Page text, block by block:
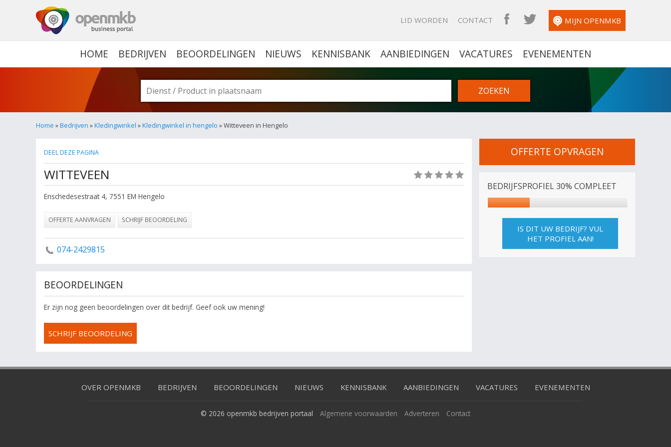
LID WORDEN CONTACT OPENMKB FACEBOOK
OPENMKB TWITTER
MIJN OPENMKB
HOME BEDRIJVEN BEOORDELINGEN NIEUWS KENNISBANK AANBIEDINGEN VACATURES EVENEMENTEN
Home »Bedrijven »Kledingwinkel »Kledingwinkel in hengelo » Witteveen in Hengelo
DEEL DEZE PAGINA
WITTEVEEN
Enschedesestraat 4, 7551 EM Hengelo
OFFERTE AANVRAGEN SCHRIJF BEOORDELING
074-2429815
BEOORDELINGEN
Er zijn nog geen beoordelingen over dit bedrijf. Geef ook uw mening!
SCHRIJF BEOORDELING
OFFERTE OPVRAGEN
BEDRIJFSPROFIEL 30% COMPLEET
IS DIT UW BEDRIJF? VUL
HET PROFIEL AAN!
OVER OPENMKB BEDRIJVEN BEOORDELINGEN NIEUWS KENNISBANK AANBIEDINGEN VACATURES EVENEMENTEN
© 2026 openmkb bedrijven portaal Algemene voorwaarden Adverteren Contact